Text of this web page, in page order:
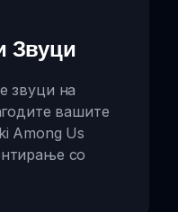
Звуци
звуци на
вашите
Among Us
со